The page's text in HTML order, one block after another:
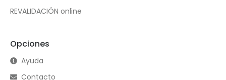
REVALIDACIÓN online
Opciones
Ayuda
Contacto